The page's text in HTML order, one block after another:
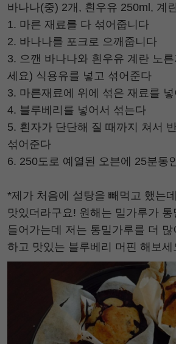
바나나(중) 2개, 흰우유 250ml, 계
1. 마른 재료를 다 섞어줍니다
2. 바나나를 포크로 으깨줍니다
3. 으깬 바나나와 흰우유 계란 노
세요) 식용유를 넣고 섞어준다
3. 마른재료에 위에 섞은 재료를
4. 블루베리를 넣어서 섞는다
5. 흰자가 단단해 질 때까지 쳐서
섞어준다
6. 250도로 예열된 오븐에 25분동
*제가 처음에 설탕을 빼먹고 했는
맛있더라구요! 원해는 밀가루가
들어가는데 저는 통밀가루를 더
하고 맛있는 블루베리 머핀 해보세